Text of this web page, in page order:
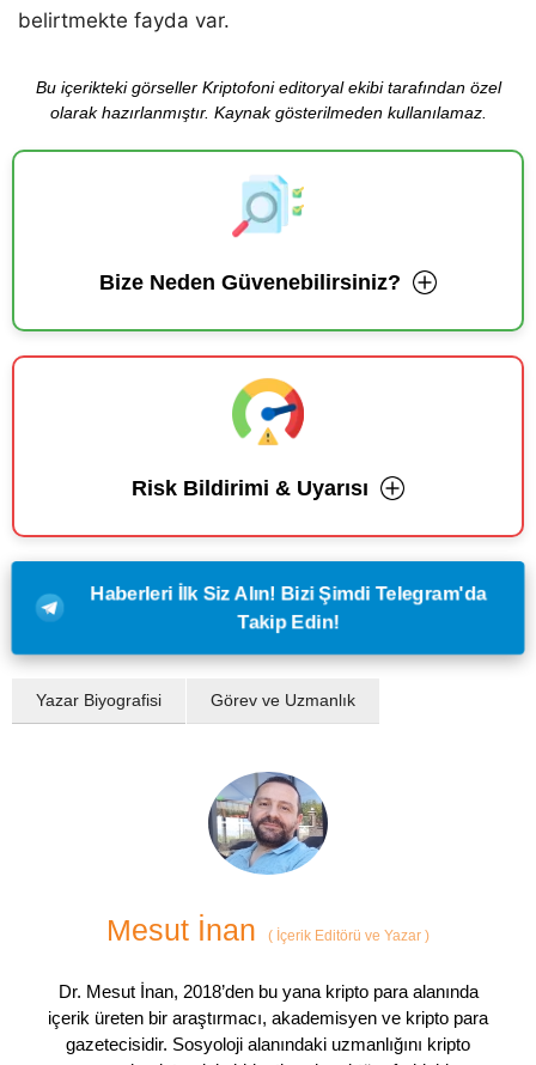
belirtmekte fayda var.
Bu içerikteki görseller Kriptofoni editoryal ekibi tarafından özel
olarak hazırlanmıştır. Kaynak gösterilmeden kullanılamaz.
Bize Neden Güvenebilirsiniz?
Risk Bildirimi & Uyarısı
Haberleri İlk Siz Alın! Bizi Şimdi Telegram'da
Takip Edin!
Yazar Biyografisi Görev ve Uzmanlık
Mesut İnan ( İçerik Editörü ve Yazar )
Dr. Mesut İnan, 2018’den bu yana kripto para alanında
içerik üreten bir araştırmacı, akademisyen ve kripto para
gazetecisidir. Sosyoloji alanındaki uzmanlığını kripto